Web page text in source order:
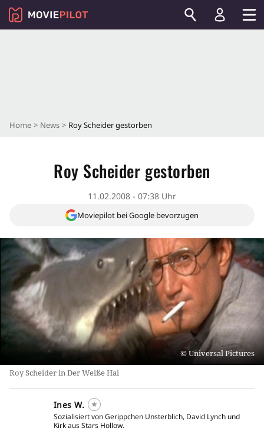
Home News Roy Scheider gestorben
Roy Scheider gestorben
11.02.2008 - 07:38 Uhr
Moviepilot bei Google bevorzugen
Universal Pictures
Roy Scheider in Der Weiße Hai
Ines W.
Sozialisiert von Gerippchen Unsterblich, David Lynch und
Kirk aus Stars Hollow.